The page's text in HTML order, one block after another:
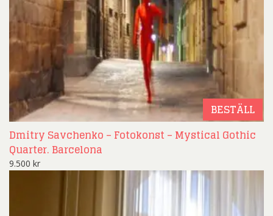
BESTÄLL
Dmitry Savchenko – Fotokonst – Mystical Gothic
Quarter. Barcelona
9.500 kr